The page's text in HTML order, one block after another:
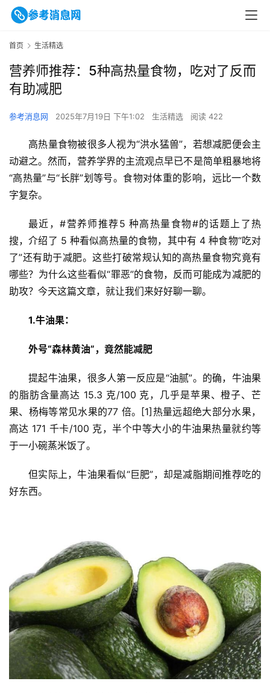
首页 生活精选
营养师推荐：5种高热量食物，吃对了反而
有助减肥
参考消息网 2025年7月19日 下午1:02 生活精选 阅读 422
高热量食物被很多人视为“洪水猛兽”，若想减肥便会主
动避之。然而，营养学界的主流观点早已不是简单粗暴地将
“高热量”与“长胖”划等号。食物对体重的影响，远比一个数
字复杂。
最近，#营养师推荐5 种高热量食物#的话题上了热
搜，介绍了 5 种看似高热量的食物，其中有 4 种食物“吃对
了”还有助于减肥。这些打破常规认知的高热量食物究竟有
哪些？为什么这些看似“罪恶”的食物，反而可能成为减肥的
助攻？今天这篇文章，就让我们来好好聊一聊。
1.牛油果：
外号“森林黄油”，竟然能减肥
提起牛油果，很多人第一反应是“油腻”。的确，牛油果
的脂肪含量高达 15.3 克/100 克，几乎是苹果、橙子、芒
果、杨梅等常见水果的77 倍。[1]热量远超绝大部分水果，
高达 171 千卡/100 克，半个中等大小的牛油果热量就约等
于一小碗蒸米饭了。
但实际上，牛油果看似“巨肥”，却是减脂期间推荐吃的
好东西。